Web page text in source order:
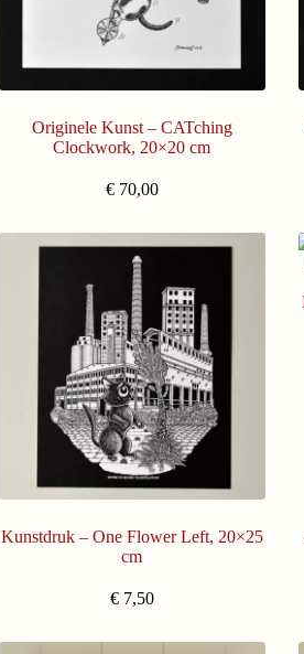
Originele Kunst – CATching
Clockwork, 20×20 cm
€70,00
Kunstdruk – One Flower Left, 20×25
cm
€7,50